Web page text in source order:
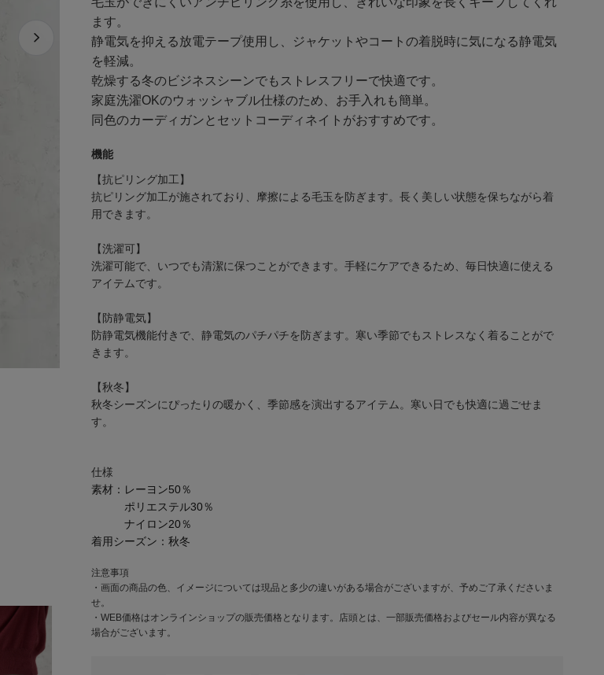
ます。
静電気を抑える放電テープ使用し、ジャケットやコートの着脱時に気になる静電気
を軽減。
乾燥する冬のビジネスシーンでもストレスフリーで快適です。
家庭洗濯OKのウォッシャブル仕様のため、お手入れも簡単。
同色のカーディガンとセットコーディネイトがおすすめです。
機能
【抗ピリング加工】
抗ピリング加工が施されており、摩擦による毛玉を防ぎます。長く美しい状態を保ちながら着
用できます。
【洗濯可】
洗濯可能で、いつでも清潔に保つことができます。手軽にケアできるため、毎日快適に使える
アイテムです。
【防静電気】
防静電気機能付きで、静電気のパチパチを防ぎます。寒い季節でもストレスなく着ることがで
きます。
【秋冬】
秋冬シーズンにぴったりの暖かく、季節感を演出するアイテム。寒い日でも快適に過ごせま
す。
仕様
素材： レーヨン50％
ポリエステル30％
ナイロン20％
着用シーズン： 秋冬
注意事項
・画面の商品の色、イメージについては現品と多少の違いがある場合がございますが、予めご了承くださいま
せ。
・WEB価格はオンラインショップの販売価格となります。店頭とは、一部販売価格およびセール内容が異なる
場合がございます。